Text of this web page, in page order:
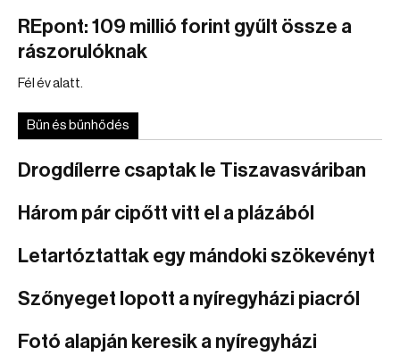
REpont: 109 millió forint gyűlt össze a
rászorulóknak
Fél év alatt.
Bűn és bűnhődés
Drogdílerre csaptak le Tiszavasváriban
Három pár cipőtt vitt el a plázából
Letartóztattak egy mándoki szökevényt
Szőnyeget lopott a nyíregyházi piacról
Fotó alapján keresik a nyíregyházi